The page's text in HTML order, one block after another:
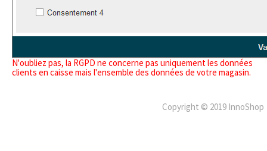
N'oubliez pas, la RGPD ne concerne pas uniquement les données
clients en caisse mais l'ensemble des données de votre magasin.
Copyright © 2019 InnoShop